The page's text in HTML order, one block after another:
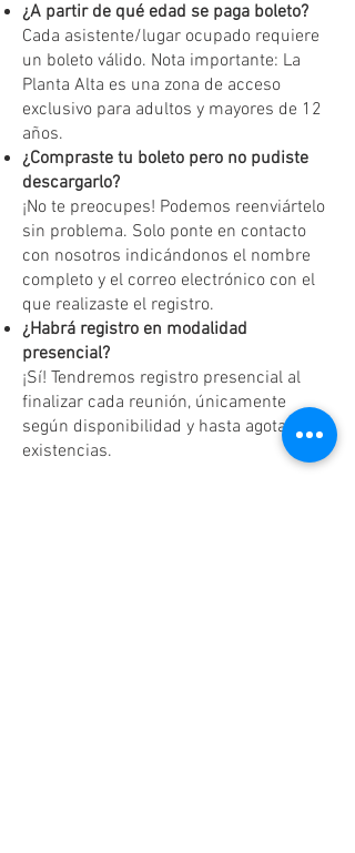
¿A partir de qué edad se paga boleto?
Cada asistente/lugar ocupado requiere
un boleto válido. Nota importante: La
Planta Alta es una zona de acceso
exclusivo para adultos y mayores de 12
años.
¿Compraste tu boleto pero no pudiste
descargarlo?
¡No te preocupes! Podemos reenviártelo
sin problema. Solo ponte en contacto
con nosotros indicándonos el nombre
completo y el correo electrónico con el
que realizaste el registro.
¿Habrá registro en modalidad
presencial?
¡Sí! Tendremos registro presencial al
finalizar cada reunión, únicamente
según disponibilidad y hasta agotar
existencias.